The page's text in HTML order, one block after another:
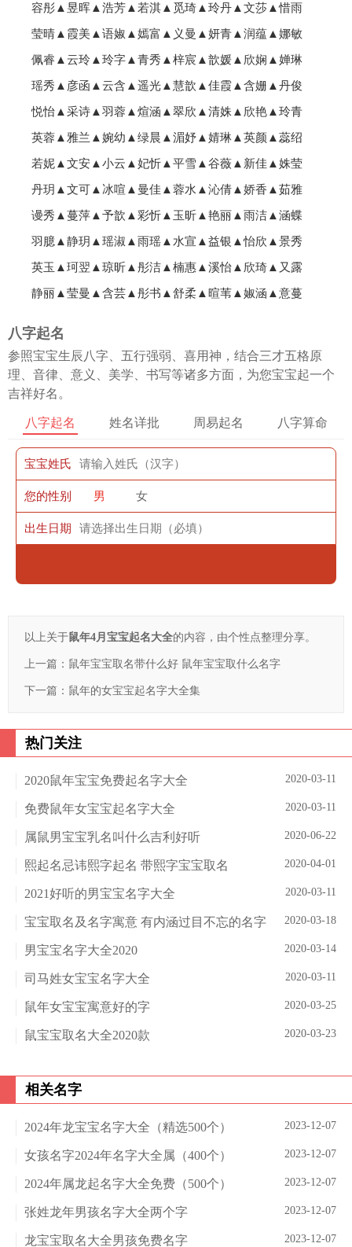
容彤▲昱晖▲浩芳▲若淇▲觅琦▲玲丹▲文莎▲惜雨
莹晴▲霞美▲语婌▲嫣富▲义曼▲妍青▲润蕴▲娜敏
佩睿▲云玲▲玲字▲青秀▲梓宸▲歆媛▲欣娴▲婵琳
瑶秀▲彦函▲云含▲遥光▲慧歆▲佳霞▲含姗▲丹俊
悦怡▲采诗▲羽蓉▲煊涵▲翠欣▲清姝▲欣艳▲玲青
英蓉▲雅兰▲婉幼▲绿晨▲湄妤▲婧琳▲英颜▲蕊绍
若妮▲文安▲小云▲妃忻▲平雪▲谷薇▲新佳▲姝莹
丹玥▲文可▲冰喧▲曼佳▲蓉水▲沁倩▲娇香▲茹雅
谩秀▲蔓萍▲予歆▲彩忻▲玉昕▲艳丽▲雨洁▲涵蝶
羽臆▲静玥▲瑶淑▲雨瑶▲水宣▲益银▲怡欣▲景秀
英玉▲珂翌▲琼昕▲彤洁▲楠惠▲溪怡▲欣琦▲又露
静丽▲莹曼▲含芸▲彤书▲舒柔▲暄苇▲婌涵▲意蔓
八字起名
参照宝宝生辰八字、五行强弱、喜用神，结合三才五格原
理、音律、意义、美学、书写等诸多方面，为您宝宝起一个
吉祥好名。
八字起名 姓名详批 周易起名 八字算命
宝宝姓氏
您的性别 男 女
出生日期
以上关于鼠年4月宝宝起名大全的内容，由个性点整理分享。
上一篇： 鼠年宝宝取名带什么好 鼠年宝宝取什么名字
下一篇： 鼠年的女宝宝起名字大全集
热门关注
2020-03-11
2020鼠年宝宝免费起名字大全
2020-03-11
免费鼠年女宝宝起名字大全
2020-06-22
属鼠男宝宝乳名叫什么吉利好听
2020-04-01
熙起名忌讳熙字起名 带熙字宝宝取名
2020-03-11
2021好听的男宝宝名字大全
2020-03-18
宝宝取名及名字寓意 有内涵过目不忘的名字
2020-03-14
男宝宝名字大全2020
2020-03-11
司马姓女宝宝名字大全
2020-03-25
鼠年女宝宝寓意好的字
2020-03-23
鼠宝宝取名大全2020款
相关名字
2023-12-07
2024年龙宝宝名字大全（精选500个）
2023-12-07
女孩名字2024年名字大全属（400个）
2023-12-07
2024年属龙起名字大全免费（500个）
2023-12-07
张姓龙年男孩名字大全两个字
2023-12-07
龙宝宝取名大全男孩免费名字